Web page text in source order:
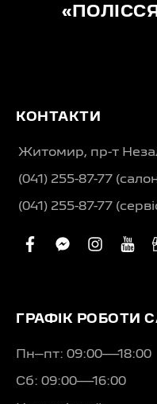
КОНТАКТИ
Житомир, пр-т
(041) 255-87-77
(041) 255-87-77
facebook
facebook-
ГРАФІК РОБОТИ
Пн–пт: 09:00—18:00
Сб: 09:00—16:00